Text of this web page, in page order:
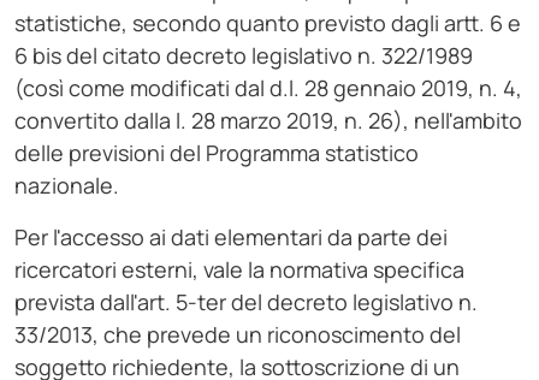
statistiche, secondo quanto previsto dagli artt. 6 e
6 bis del citato decreto legislativo n. 322/1989
(così come modificati dal d.l. 28 gennaio 2019, n. 4,
convertito dalla l. 28 marzo 2019, n. 26), nell'ambito
delle previsioni del Programma statistico
nazionale.
Per l'accesso ai dati elementari da parte dei
ricercatori esterni, vale la normativa specifica
prevista dall'art. 5-ter del decreto legislativo n.
33/2013, che prevede un riconoscimento del
soggetto richiedente, la sottoscrizione di un